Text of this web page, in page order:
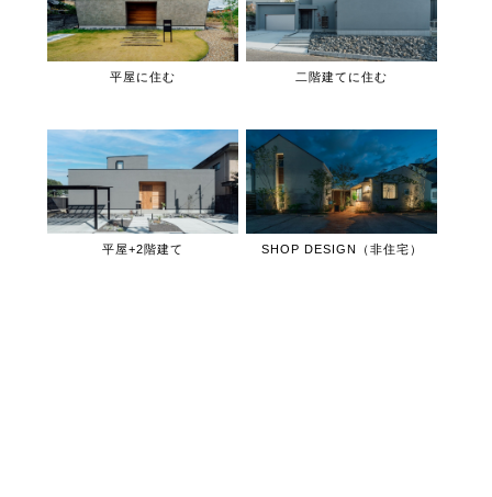
平屋に住む 二階建てに住む
平屋+2階建て SHOP DESIGN（非住宅）